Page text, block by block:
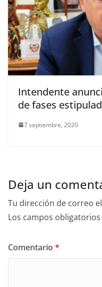
Intendente
de fases
7 septiembre, 2020
Deja un
Tu dirección de correo
Los campos
Comentario *